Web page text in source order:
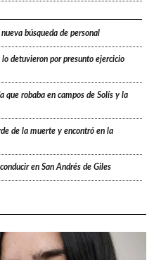
búsqueda de personal
detuvieron por presunto ejercicio
que robaba en campos de Solís y la
de la muerte y encontró en la
en San Andrés de Giles